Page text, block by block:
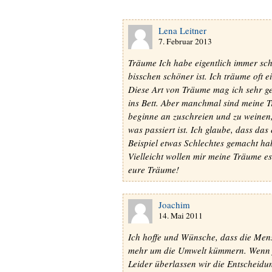
Lena Leitner
7. Februar 2013
Träume Ich habe eigentlich immer
bisschen schöner ist. Ich träume oft
Diese Art von Träume mag ich sehr
ins Bett. Aber manchmal sind meine
beginne an zuschreien und zu
was passiert ist. Ich glaube, dass
Beispiel etwas Schlechtes gemacht
Vielleicht wollen mir meine Träume
eure Träume!
Joachim
14. Mai 2011
Ich hoffe und Wünsche, dass die
mehr um die Umwelt kümmern.
Leider überlassen wir die